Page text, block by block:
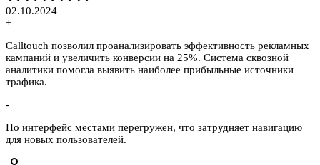
02.10.2024
+
Calltouch позволил проанализировать эффективность рекламных
кампаний и увеличить конверсии на 25%. Система сквозной
аналитики помогла выявить наиболее прибыльные источники
трафика.
-
Но интерфейс местами перегружен, что затрудняет навигацию
для новых пользователей.